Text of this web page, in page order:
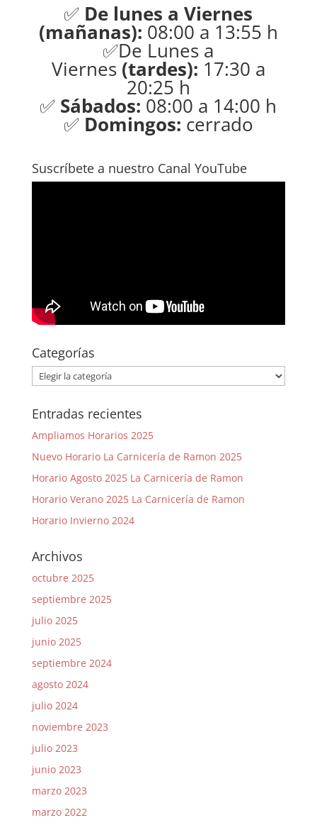
✅ De lunes a Viernes
(mañanas): 08:00 a 13:55 h
✅De Lunes a
Viernes(tardes): 17:30 a
20:25 h
✅ Sábados: 08:00 a 14:00 h
✅ Domingos: cerrado
Suscríbete a nuestro Canal YouTube
Categorías
Categorías
Entradas recientes
Ampliamos Horarios 2025
Nuevo Horario La Carnicería de Ramon 2025
Horario Agosto 2025 La Carnicería de Ramon
Horario Verano 2025 La Carnicería de Ramon
Horario Invierno 2024
Archivos
octubre 2025
septiembre 2025
julio 2025
junio 2025
septiembre 2024
agosto 2024
julio 2024
noviembre 2023
julio 2023
junio 2023
marzo 2023
marzo 2022